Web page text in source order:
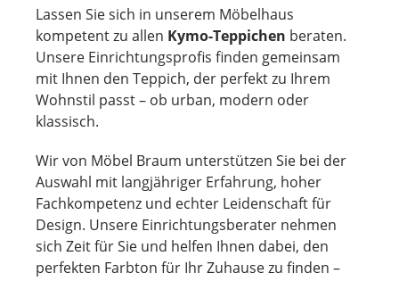
Lassen Sie sich in unserem Möbelhaus
kompetent zu allen Kymo-Teppichen beraten.
Unsere Einrichtungsprofis finden gemeinsam
mit Ihnen den Teppich, der perfekt zu Ihrem
Wohnstil passt – ob urban, modern oder
klassisch.
Wir von Möbel Braum unterstützen Sie bei der
Auswahl mit langjähriger Erfahrung, hoher
Fachkompetenz und echter Leidenschaft für
Design. Unsere Einrichtungsberater nehmen
sich Zeit für Sie und helfen Ihnen dabei, den
perfekten Farbton für Ihr Zuhause zu finden –